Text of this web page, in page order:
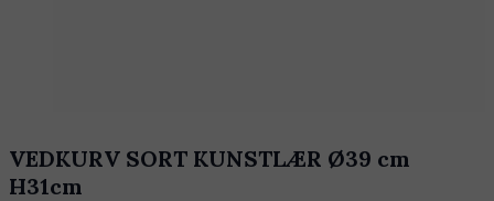
VEDKURV SORT KUNSTLÆR Ø39 cm
H31cm